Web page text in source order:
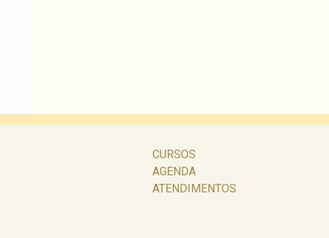
CURSOS
AGENDA
ATENDIMENTOS